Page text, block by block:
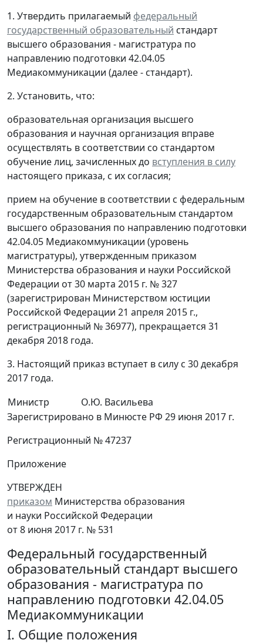
1. Утвердить прилагаемый федеральный
государственный образовательный стандарт
высшего образования - магистратура по
направлению подготовки 42.04.05
Медиакоммуникации (далее - стандарт).
2. Установить, что:
образовательная организация высшего
образования и научная организация вправе
осуществлять в соответствии со стандартом
обучение лиц, зачисленных до вступления в силу
настоящего приказа, с их согласия;
прием на обучение в соответствии с федеральным
государственным образовательным стандартом
высшего образования по направлению подготовки
42.04.05 Медиакоммуникации (уровень
магистратуры), утвержденным приказом
Министерства образования и науки Российской
Федерации от 30 марта 2015 г. № 327
(зарегистрирован Министерством юстиции
Российской Федерации 21 апреля 2015 г.,
регистрационный № 36977), прекращается 31
декабря 2018 года.
3. Настоящий приказ вступает в силу с 30 декабря
2017 года.
Министр
О.Ю. Васильева
Зарегистрировано в Минюсте РФ 29 июня 2017 г.
Регистрационный № 47237
Приложение
УТВЕРЖДЕН
приказом Министерства образования
и науки Российской Федерации
от 8 июня 2017 г. № 531
Федеральный государственный
образовательный стандарт высшего
образования - магистратура по
направлению подготовки 42.04.05
Медиакоммуникации
I. Общие положения